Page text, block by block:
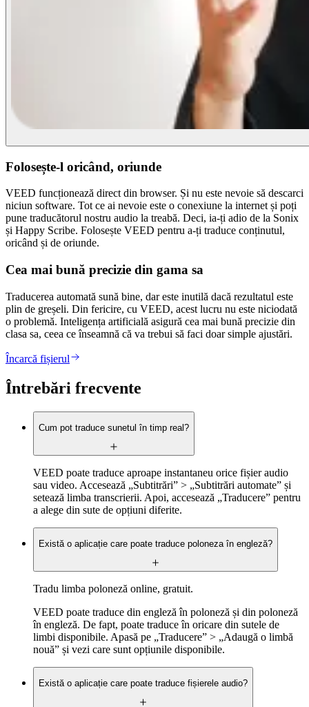
Folosește-l oricând, oriunde
VEED funcționează direct din browser. Și nu este nevoie să descarci
niciun software. Tot ce ai nevoie este o conexiune la internet și poți
pune traducătorul nostru audio la treabă. Deci, ia-ți adio de la Sonix
și Happy Scribe. Folosește VEED pentru a-ți traduce conținutul,
oricând și de oriunde.
Cea mai bună precizie din gama sa
Traducerea automată sună bine, dar este inutilă dacă rezultatul este
plin de greșeli. Din fericire, cu VEED, acest lucru nu este niciodată
o problemă. Inteligența artificială asigură cea mai bună precizie din
clasa sa, ceea ce înseamnă că va trebui să faci doar simple ajustări.
Încarcă fișierul
Întrebări frecvente
Cum pot traduce sunetul în timp real?
VEED poate traduce aproape instantaneu orice fișier audio
sau video. Accesează „Subtitrări” > „Subtitrări automate” și
setează limba transcrierii. Apoi, accesează „Traducere” pentru
a alege din sute de opțiuni diferite.
Există o aplicație care poate traduce poloneza în engleză?
Tradu limba poloneză online, gratuit.
VEED poate traduce din engleză în poloneză și din poloneză
în engleză. De fapt, poate traduce în oricare din sutele de
limbi disponibile. Apasă pe „Traducere” > „Adaugă o limbă
nouă” și vezi care sunt opțiunile disponibile.
Există o aplicație care poate traduce fișierele audio?